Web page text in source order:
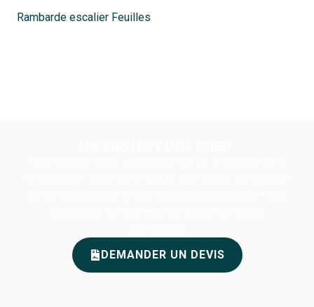
Rambarde escalier Feuilles
DEMANDER UN DEVIS